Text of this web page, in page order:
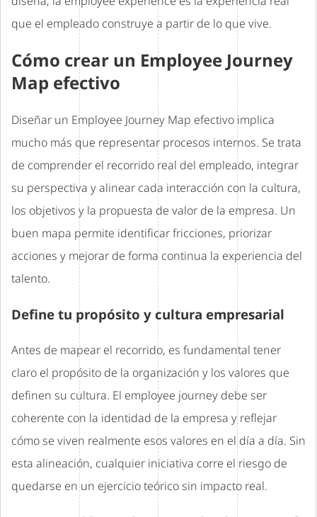
que el empleado construye a partir de lo que vive.
Cómo crear un Employee Journey
Map efectivo
Diseñar un Employee Journey Map efectivo implica
mucho más que representar procesos internos. Se trata
de comprender el recorrido real del empleado, integrar
su perspectiva y alinear cada interacción con la cultura,
los objetivos y la propuesta de valor de la empresa. Un
buen mapa permite identificar fricciones, priorizar
acciones y mejorar de forma continua la experiencia del
talento.
Define tu propósito y cultura empresarial
Antes de mapear el recorrido, es fundamental tener
claro el propósito de la organización y los valores que
definen su cultura. El employee journey debe ser
coherente con la identidad de la empresa y reflejar
cómo se viven realmente esos valores en el día a día. Sin
esta alineación, cualquier iniciativa corre el riesgo de
quedarse en un ejercicio teórico sin impacto real.